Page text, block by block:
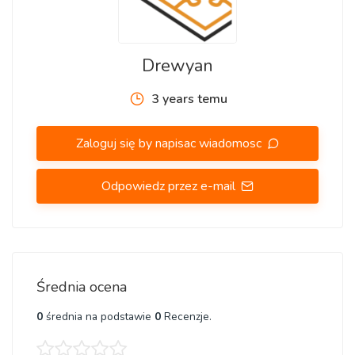
Mogą przynieść wielką korzyści Tobie i Twoim dzieciom.
Materiał: Drewno
Waga: do 0.300 kg
Ilość elementów w zestawie: 156szt. W tym 13 zwierząt.
Szerokość: 28 cm
Drewyan
3 years temu
Zaloguj się by napisac wiadomosc
Odpowiedz przez e-mail
Średnia ocena
0 średnia na podstawie 0 Recenzje.